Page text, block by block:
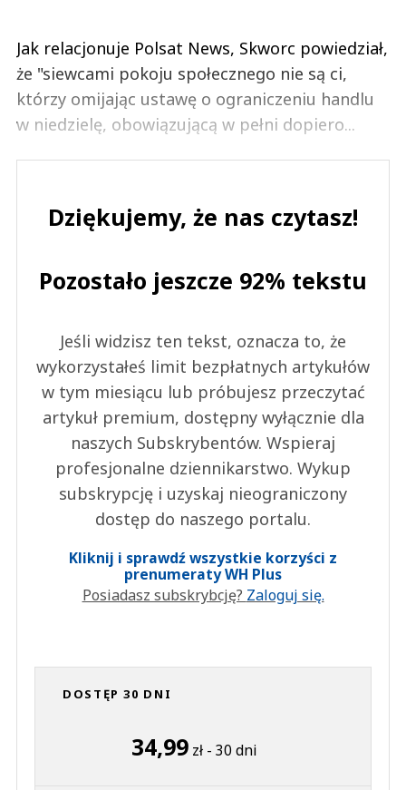
Jak relacjonuje Polsat News, Skworc powiedział,
że "siewcami pokoju społecznego nie są ci,
którzy omijając ustawę o ograniczeniu handlu
w niedzielę, obowiązującą w pełni dopiero...
Dziękujemy, że nas czytasz!
Pozostało jeszcze 92% tekstu
Jeśli widzisz ten tekst, oznacza to, że
wykorzystałeś limit bezpłatnych artykułów
w tym miesiącu lub próbujesz przeczytać
artykuł premium, dostępny wyłącznie dla
naszych Subskrybentów. Wspieraj
profesjonalne dziennikarstwo. Wykup
subskrypcję i uzyskaj nieograniczony
dostęp do naszego portalu.
Kliknij i sprawdź wszystkie korzyści z
prenumeraty WH Plus
Posiadasz subskrybcję? Zaloguj się.
DOSTĘP 30 DNI
34,99 zł - 30 dni